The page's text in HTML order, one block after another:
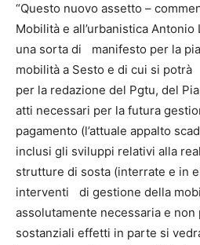
“Questo nuovo assetto –
Mobilità e all’urbanistica Antonio
una sorta di manifesto per la
mobilità a Sesto e di cui si
per la redazione del Pgtu, del
atti necessari per la futura
pagamento (l’attuale appalto
inclusi gli sviluppi relativi alla
strutture di sosta (interrate e in
interventi di gestione della
assolutamente necessaria e
sostanziali effetti in parte si